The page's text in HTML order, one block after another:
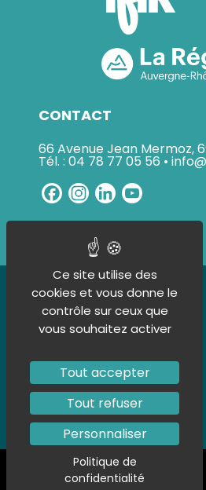
CONTACT
66 Avenue Jean Mermoz,
Tél. : 04 78 77 05 56 •
Facebook
Instagram
LinkedIn
UN ORGANISME CERTIFIÉ
Politique de confidentialité
Ce site utilise des
cookies et vous donne le
contrôle sur ceux que
vous souhaitez activer
Tout accepter
Tout refuser
Personnaliser
Politique de
confidentialité